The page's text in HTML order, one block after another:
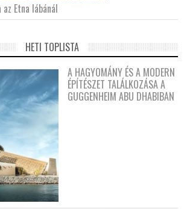
Etna lábánál
HETI TOPLISTA
A HAGYOMÁNY ÉS A MODERN
ÉPÍTÉSZET TALÁLKOZÁSA A
GUGGENHEIM ABU DHABIBAN